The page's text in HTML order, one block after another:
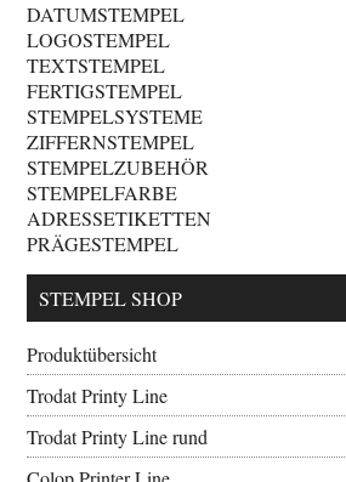
DATUMSTEMPEL
LOGOSTEMPEL
TEXTSTEMPEL
FERTIGSTEMPEL
STEMPELSYSTEME
ZIFFERNSTEMPEL
STEMPELZUBEHÖR
STEMPELFARBE
ADRESSETIKETTEN
PRÄGESTEMPEL
STEMPEL SHOP
Produktübersicht
Trodat Printy Line
Trodat Printy Line rund